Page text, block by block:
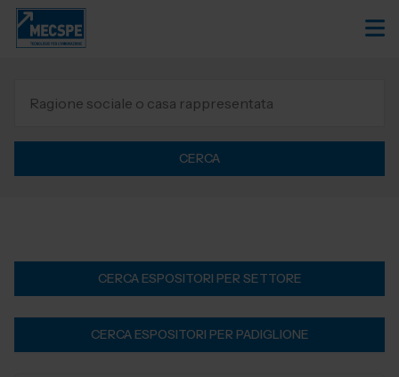
CERCA
CERCA ESPOSITORI PER SETTORE
CERCA ESPOSITORI PER PADIGLIONE